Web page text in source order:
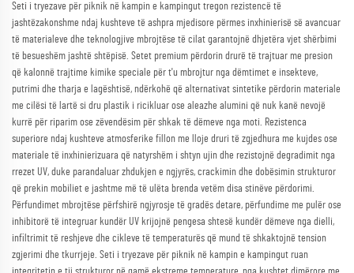
Seti i tryezave për piknik në kampin e kampingut tregon rezistencë të
jashtëzakonshme ndaj kushteve të ashpra mjedisore përmes inxhinierisë së avancuar
të materialeve dhe teknologjive mbrojtëse të cilat garantojnë dhjetëra vjet shërbimi
të besueshëm jashtë shtëpisë. Setet premium përdorin drurë të trajtuar me presion
që kalonnë trajtime kimike speciale për t'u mbrojtur nga dëmtimet e insekteve,
putrimi dhe tharja e lagështisë, ndërkohë që alternativat sintetike përdorin materiale
me cilësi të lartë si dru plastik i ricikluar ose aleazhe alumini që nuk kanë nevojë
kurrë për riparim ose zëvendësim për shkak të dëmeve nga moti. Rezistenca
superiore ndaj kushteve atmosferike fillon me lloje druri të zgjedhura me kujdes ose
materiale të inxhinierizuara që natyrshëm i shtyn ujin dhe rezistojnë degradimit nga
rrezet UV, duke parandaluar zhdukjen e ngjyrës, crackimin dhe dobësimin strukturor
që prekin mobiliet e jashtme më të ulëta brenda vetëm disa stinëve përdorimi.
Përfundimet mbrojtëse përfshirë ngjyrosje të gradës detare, përfundime me pulër ose
inhibitorë të integruar kundër UV krijojnë pengesa shtesë kundër dëmeve nga dielli,
infiltrimit të reshjeve dhe cikleve të temperaturës që mund të shkaktojnë tension
zgjerimi dhe tkurrjeje. Seti i tryezave për piknik në kampin e kampingut ruan